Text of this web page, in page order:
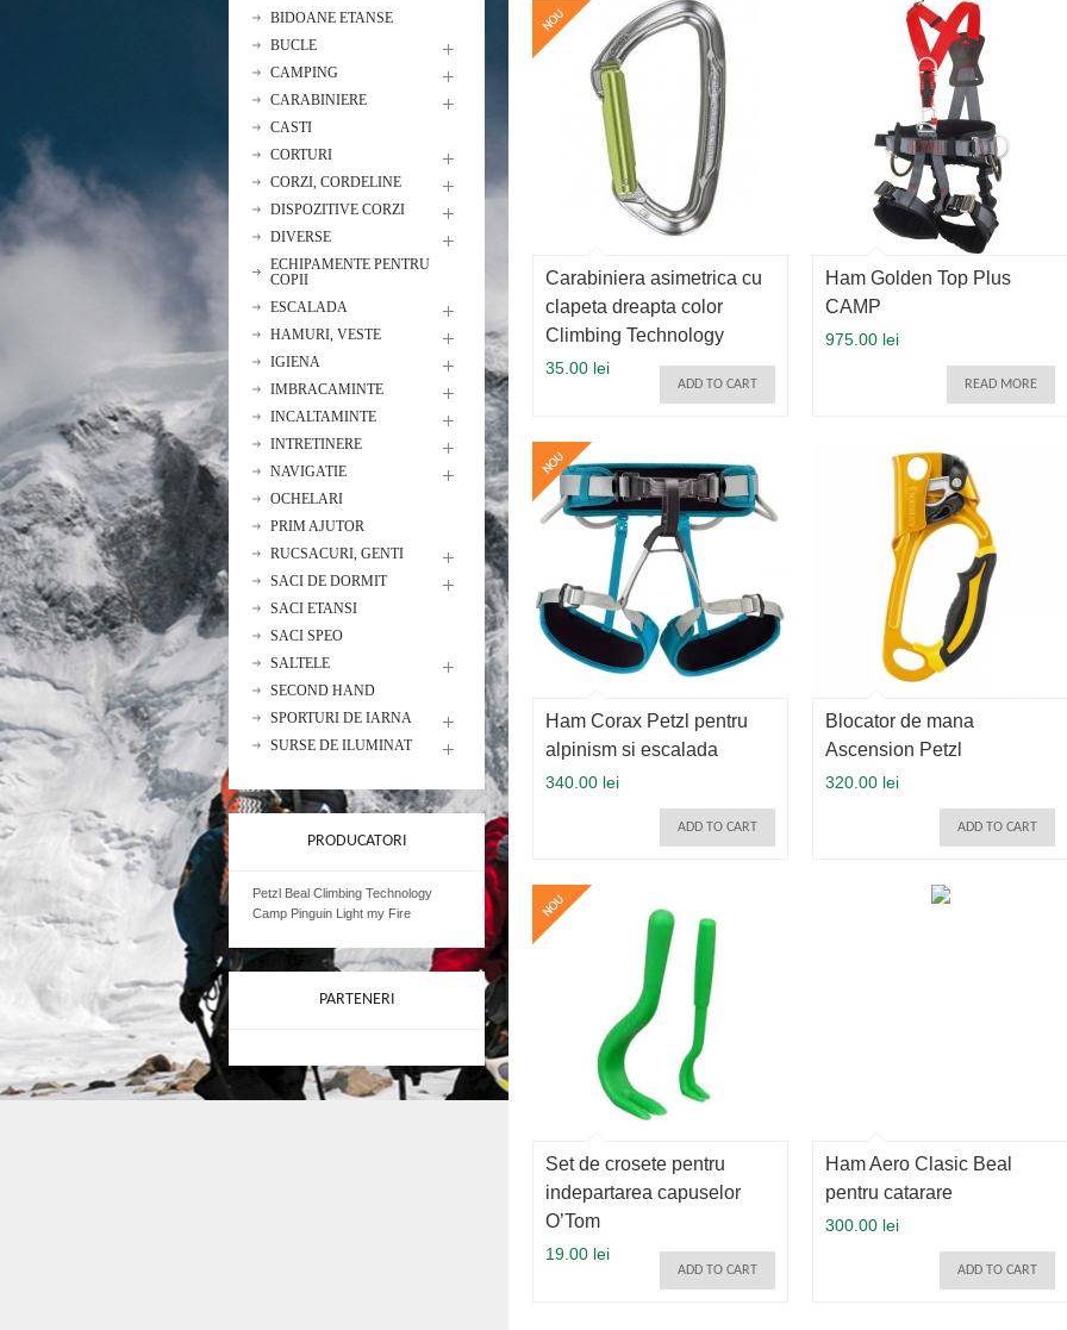
Carabiniera asimetrica cu
clapeta dreapta color
Climbing Technology
35.00 lei
ADD TO CART
Ham Golden Top Plus
CAMP
975.00 lei
READ MORE
Ham Corax Petzl pentru
alpinism si escalada
340.00 lei
ADD TO CART
Blocator de mana
Ascension Petzl
320.00 lei
ADD TO CART
Set de crosete pentru
indepartarea capuselor
O’Tom
19.00 lei
ADD TO CART
Ham Aero Clasic Beal
pentru catarare
300.00 lei
ADD TO CART
BIDOANE ETANSE
BUCLE
CAMPING
CARABINIERE
CASTI
CORTURI
CORZI, CORDELINE
DISPOZITIVE CORZI
DIVERSE
ECHIPAMENTE PENTRU
COPII
ESCALADA
HAMURI, VESTE
IGIENA
IMBRACAMINTE
INCALTAMINTE
INTRETINERE
NAVIGATIE
OCHELARI
PRIM AJUTOR
RUCSACURI, GENTI
SACI DE DORMIT
SACI ETANSI
SACI SPEO
SALTELE
SECOND HAND
SPORTURI DE IARNA
SURSE DE ILUMINAT
PRODUCATORI
Petzl Beal Climbing Technology
Camp Pinguin Light my Fire
PARTENERI